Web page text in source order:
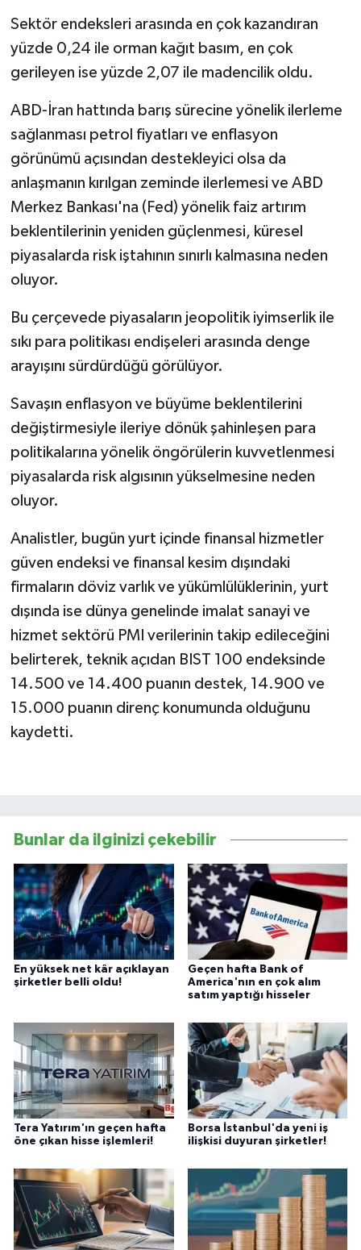
Sektör endeksleri arasında en çok kazandıran
yüzde 0,24 ile orman kağıt basım, en çok
gerileyen ise yüzde 2,07 ile madencilik oldu.
ABD-İran hattında barış sürecine yönelik ilerleme
sağlanması petrol fiyatları ve enflasyon
görünümü açısından destekleyici olsa da
anlaşmanın kırılgan zeminde ilerlemesi ve ABD
Merkez Bankası'na (Fed) yönelik faiz artırım
beklentilerinin yeniden güçlenmesi, küresel
piyasalarda risk iştahının sınırlı kalmasına neden
oluyor.
Bu çerçevede piyasaların jeopolitik iyimserlik ile
sıkı para politikası endişeleri arasında denge
arayışını sürdürdüğü görülüyor.
Savaşın enflasyon ve büyüme beklentilerini
değiştirmesiyle ileriye dönük şahinleşen para
politikalarına yönelik öngörülerin kuvvetlenmesi
piyasalarda risk algısının yükselmesine neden
oluyor.
Analistler, bugün yurt içinde finansal hizmetler
güven endeksi ve finansal kesim dışındaki
firmaların döviz varlık ve yükümlülüklerinin, yurt
dışında ise dünya genelinde imalat sanayi ve
hizmet sektörü PMI verilerinin takip edileceğini
belirterek, teknik açıdan BIST 100 endeksinde
14.500 ve 14.400 puanın destek, 14.900 ve
15.000 puanın direnç konumunda olduğunu
kaydetti.
Bunlar da ilginizi çekebilir
En yüksek net kâr açıklayan
şirketler belli oldu!
Geçen hafta Bank of
America'nın en çok alım
satım yaptığı hisseler
Tera Yatırım'ın geçen hafta
öne çıkan hisse işlemleri!
Borsa İstanbul'da yeni iş
ilişkisi duyuran şirketler!